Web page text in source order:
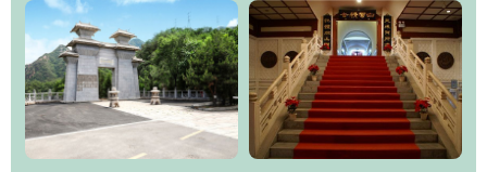
仲、无字碑、香灯等。典型的仿秦、汉建筑风格。蓝色的琉璃瓦屋
顶，朱砂红的门、窗、柱、墙，汉白玉雕刻的雄狮、华表，花岗岩
铺成的路面和台阶，洒落其间的花卉、松柏与万里长城浑然一体、
气势宏伟、古朴端庄、别具一格。怀思堂大殿入口两侧是用蜡染技
术描绘的抽象派创意绘画，大环境中的长城文化与炎黄始祖，小环
境的绘画中的河流、山川、彩云、明月，意喻着往生者与长城同